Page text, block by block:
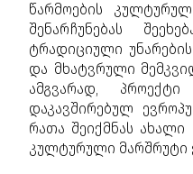
წარმოების
შენარჩუნებას
ტრადიციული
და მხატვრული
ამგვარად, პროექტი
დაკავშირებულ
რათა შეიქმნას ახალი
კულტურული მარშრუტი